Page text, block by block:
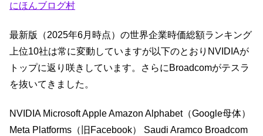
b
o
o
k
a
m n
にほんブログ村
最新版（2025年6月時点）の世界企業時価総額ランキング
上位10社は常に変動していますが以下のとおりNVIDIAが
トップに返り咲きしています。さらにBroadcomがテスラ
を抜いてきました。
NVIDIA Microsoft Apple Amazon Alphabet（Google母体）
Meta Platforms（旧Facebook） Saudi Aramco Broadcom